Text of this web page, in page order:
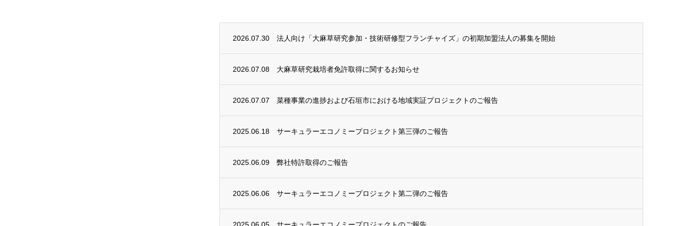
2026.07.30 法人向け「大麻草研究参加・技術研修型フランチャイズ」の初期加盟法人の募集を開始
2026.07.08 大麻草研究栽培者免許取得に関するお知らせ
2026.07.07 菜種事業の進捗および石垣市における地域実証プロジェクトのご報告
2025.06.18 サーキュラーエコノミープロジェクト第三弾のご報告
2025.06.09 弊社特許取得のご報告
2025.06.06 サーキュラーエコノミープロジェクト第二弾のご報告